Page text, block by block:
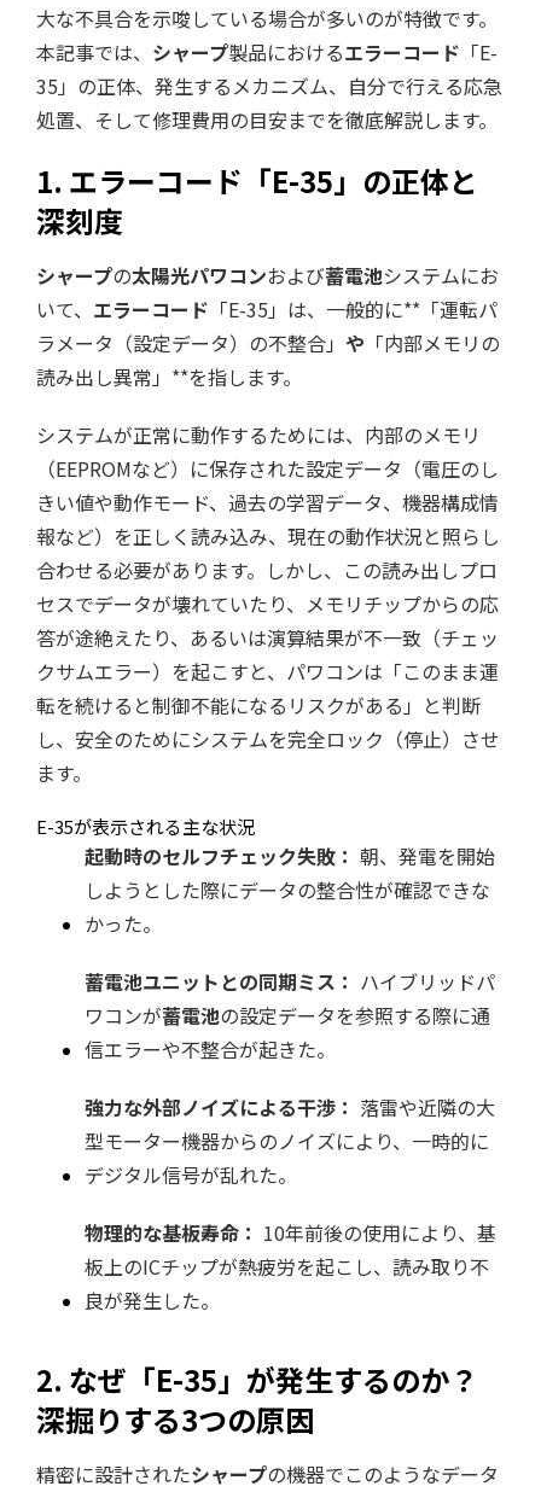
大な不具合を示唆している場合が多いのが特徴です。
本記事では、 シャープ製品におけるエラーコード 「E-
35」の正体、発生するメカニズム、自分で行える応急
処置、そして修理費用の目安までを徹底解説します。
1. エラーコード「E-35」の正体と
深刻度
シャープの太陽光パワコンおよび蓄電池システムにお
いて、 エラーコード 「E-35」は、一般的に**「運転パ
ラメータ（設定データ）の不整合」 や 「内部メモリの
読み出し異常」**を指します。
システムが正常に動作するためには、内部のメモリ
（EEPROMなど）に保存された設定データ（電圧のし
きい値や動作モード、過去の学習データ、機器構成情
報など）を正しく読み込み、現在の動作状況と照らし
合わせる必要があります。しかし、この読み出しプロ
セスでデータが壊れていたり、メモリチップからの応
答が途絶えたり、あるいは演算結果が不一致（チェッ
クサムエラー）を起こすと、パワコンは「このまま運
転を続けると制御不能になるリスクがある」と判断
し、安全のためにシステムを完全ロック（停止）させ
ます。
E-35が表示される主な状況
起動時のセルフチェック失敗： 朝、発電を開始
しようとした際にデータの整合性が確認できな
かった。
蓄電池ユニットとの同期ミス： ハイブリッドパ
ワコンが蓄電池の設定データを参照する際に通
信エラーや不整合が起きた。
強力な外部ノイズによる干渉： 落雷や近隣の大
型モーター機器からのノイズにより、一時的に
デジタル信号が乱れた。
物理的な基板寿命： 10年前後の使用により、基
板上のICチップが熱疲労を起こし、読み取り不
良が発生した。
2. なぜ「E-35」が発生するのか？
深掘りする3つの原因
精密に設計されたシャープの機器でこのようなデータ